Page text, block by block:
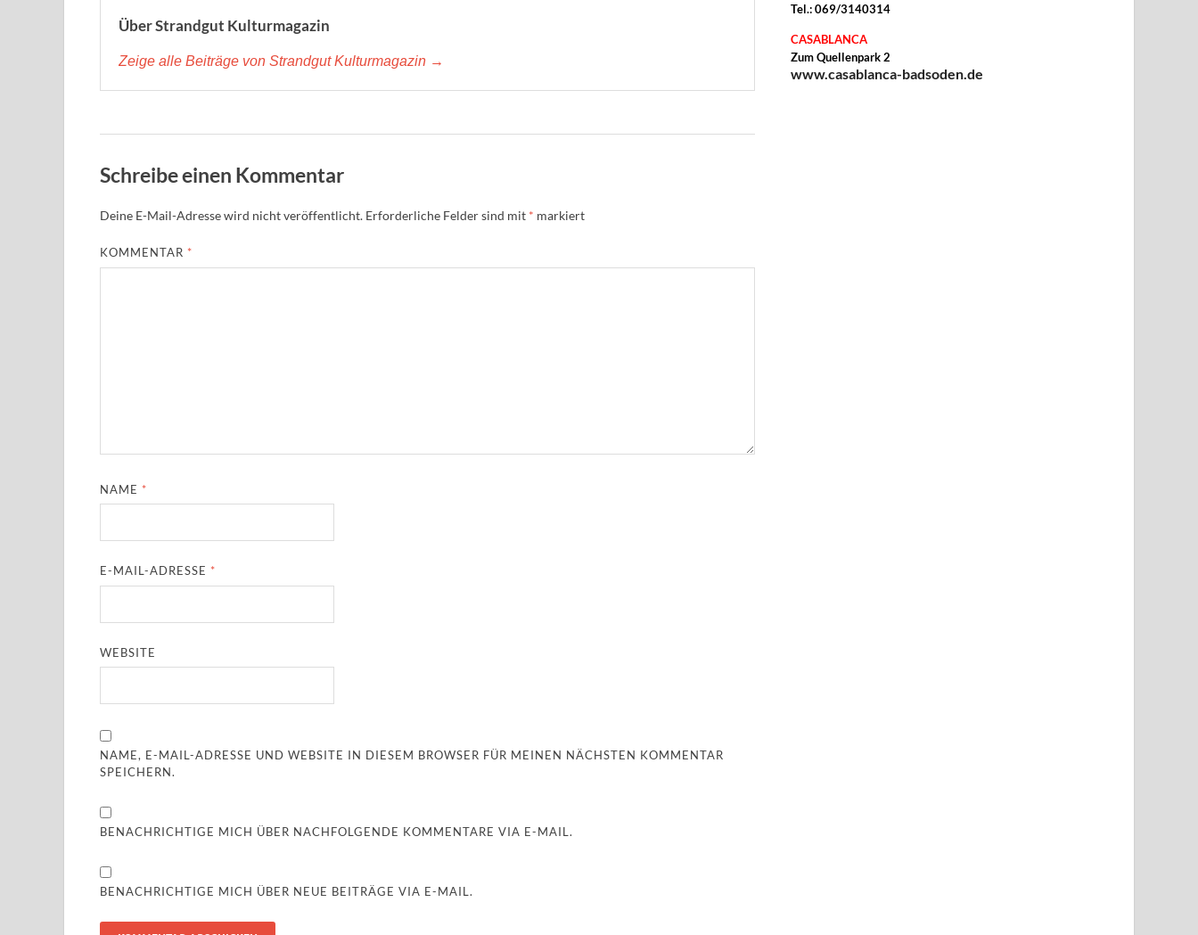
Über Strandgut Kulturmagazin
Zeige alle Beiträge von Strandgut Kulturmagazin →
Schreibe einen Kommentar
Deine E-Mail-Adresse wird nicht veröffentlicht. Erforderliche Felder sind mit * markiert
KOMMENTAR *
NAME *
E-MAIL-ADRESSE *
WEBSITE
NAME, E-MAIL-ADRESSE UND WEBSITE IN DIESEM BROWSER FÜR MEINEN NÄCHSTEN KOMMENTAR
SPEICHERN.
BENACHRICHTIGE MICH ÜBER NACHFOLGENDE KOMMENTARE VIA E-MAIL.
BENACHRICHTIGE MICH ÜBER NEUE BEITRÄGE VIA E-MAIL.
Tel.: 069/3140314
CASABLANCA
Zum Quellenpark 2
www.casablanca-badsoden.de